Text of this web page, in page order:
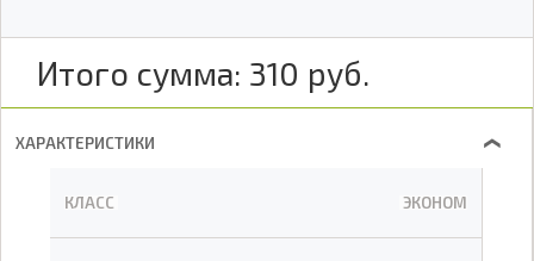
Итого сумма: 310 руб.
ХАРАКТЕРИСТИКИ ❯
КЛАСС ЭКОНОМ